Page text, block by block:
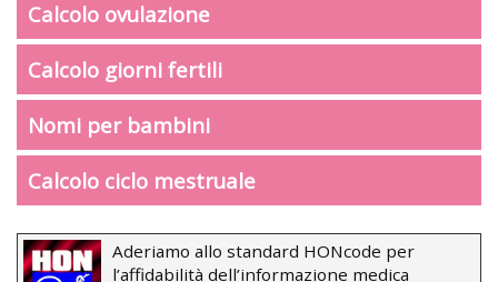
Calcolo ovulazione
Calcolo giorni fertili
Nomi per bambini
Calcolo ciclo mestruale
Aderiamo allo standard HONcode per
l’affidabilità dell’informazione medica